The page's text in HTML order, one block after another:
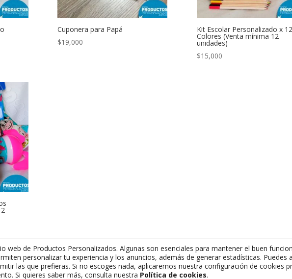
Cuponera para Papá
$19,000
Kit Escolar Personalizado x 12
Colores (Venta mínima 12
unidades)
$15,000
web de Productos Personalizados. Algunas son esenciales para mantener el buen
personalizar tu experiencia y los anuncios, además de generar estadísticas. Puedes
las que prefieras. Si no escoges nada, aplicaremos nuestra configuración de cookies
Si quieres saber más, consulta nuestra Política de cookies.